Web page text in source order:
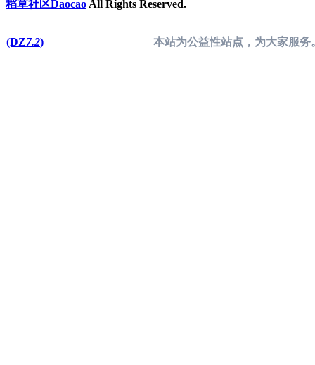
稻草社区Daocao All Rights Reserved.
(DZ7.2) 本站为公益性站点，为大家服